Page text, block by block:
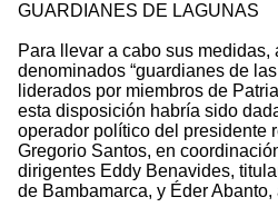
GUARDIANES DE LAGUNAS
Para llevar a cabo sus medidas,
denominados “guardianes de
liderados por miembros de
esta disposición habría sido
operador político del presidente
Gregorio Santos, en
dirigentes Eddy Benavides,
de Bambamarca, y Éder